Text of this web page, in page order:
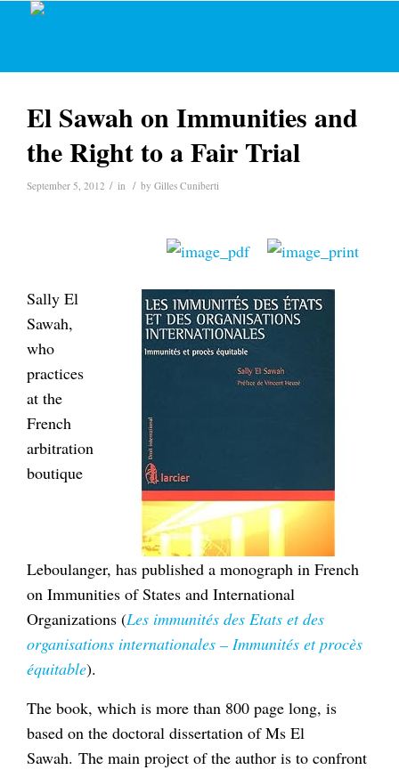
El Sawah on Immunities and
the Right to a Fair Trial
September 5, 2012 / in / by Gilles Cuniberti
Sally El
Sawah,
who
practices
at the
French
arbitration
boutique
Leboulanger, has published a monograph in French
on Immunities of States and International
Organizations (Les immunités des Etats et des
organisations internationales – Immunités et procès
équitable).
The book, which is more than 800 page long, is
based on the doctoral dissertation of Ms El
Sawah. The main project of the author is to confront